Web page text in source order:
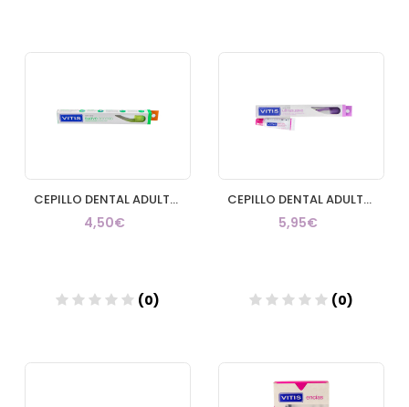
CEPILLO DENTAL ADULTO VITIS SUAVE ACCESS
4,50€
(0)
CEPILLO DENTAL ADULTO VITIS ULTRASUAVE
5,95€
(0)